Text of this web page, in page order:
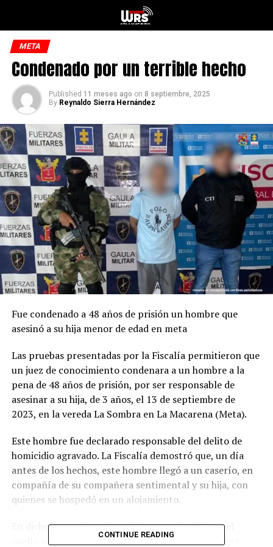
META
Condenado por un terrible hecho
Published 11 meses ago on 8 septiembre, 2025
By Reynaldo Sierra Hernández
Fue condenado a 48 años de prisión un hombre que
asesinó a su hija menor de edad en meta
Las pruebas presentadas por la Fiscalía permitieron que
un juez de conocimiento condenara a un hombre a la
pena de 48 años de prisión, por ser responsable de
asesinar a su hija, de 3 años, el 13 de septiembre de
2023, en la vereda La Sombra en La Macarena (Meta).
Este hombre fue declarado responsable del delito de
homicidio agravado. La Fiscalía demostró que, un día
antes de los hechos, este hombre llegó a un caserío, en
compañía de su compañera sentimental y su hija, con
quienes se hospedó en un alojamiento.
En dicho lugar, el condenado le causó heridas en el
cuello a la menor de edad, con arma cortopunzante.
CONTINUE READING